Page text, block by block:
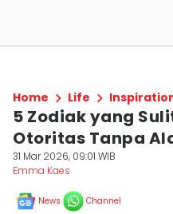
Home Life
5 Zodiak yang
Otoritas Tanpa
31 Mar 2026, 09:01 WIB
Emma Kaes
News Channel